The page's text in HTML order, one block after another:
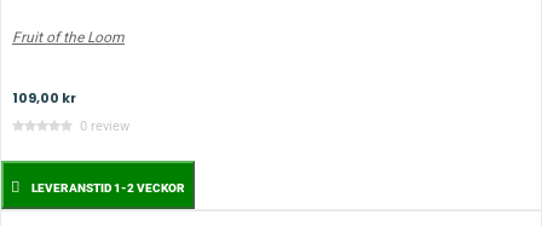
Fruit of the Loom
109,00 kr
0 review
LEVERANSTID 1-2 VECKOR